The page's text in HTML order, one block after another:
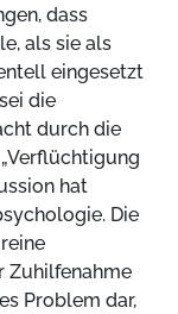
dass
als sie als
eingesetzt
die
durch die
hat
Die
Zuhilfenahme
Problem dar,